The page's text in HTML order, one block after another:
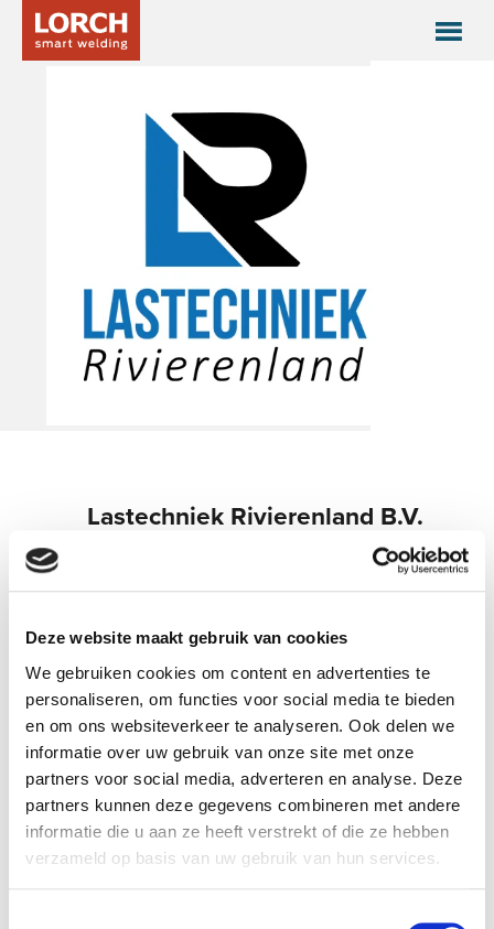
Deze website maakt gebruik van cookies
We gebruiken cookies om content en advertenties te
personaliseren, om functies voor social media te bieden
en om ons websiteverkeer te analyseren. Ook delen we
informatie over uw gebruik van onze site met onze
partners voor social media, adverteren en analyse. Deze
partners kunnen deze gegevens combineren met andere
informatie die u aan ze heeft verstrekt of die ze hebben
verzameld op basis van uw gebruik van hun services.
Lastechniek Rivierenland B.V.
Lorch lastechniek center - Uw gespecialiseerde dealer
garantie
Lorch Cobot-partner  Uw gespecialiseerde dealer voor
De Cock van Opijnenstr. 21
4184 ER Opijnen
Nederland
+31627135336